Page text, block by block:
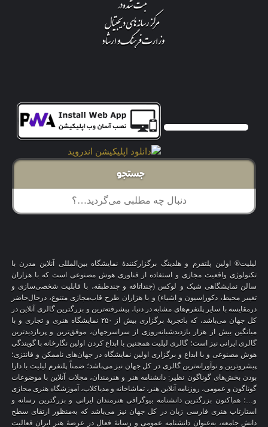
جستجو
لیلیت® اولین پلتفرم و هلدینگ برگزارکنندهٔ نمایشگاه بین‌المللی آنلاین مدرن با
تکنولوژی واقعیت مجازی و استفاده از فناوری هوش مصنوعی است که با هزاران
سالن نمایشگاهی شیک و لوکس (چنداتاقه و چندطبقه، با قابلیت شخصی‌سازی و
تغییر محیط، دکوراسیون و اشیاء) و با هزاران طرح قاب‌مجازی متنوع، درحال‌حاضر
درمقایسه با سایر پلتفرم‌های مشابه در دنیا، پیشرفته‌ترین و بزرگترین گالری آنلاین در
کل جهان می‌باشد، که باتجربهٔ برگزاری بیش از ۲۵۰ نمایشگاه هنری و تجاری و با
میانگین بیش از هزار بازدیدشبانه‌روزی از سراسرجهان، موفق‌ترین و پربازدیدترین
گالری ایرانی نیز است؛ گالری لیلیت همچنین با ابداع کردن اولین نگارخانه با گویندگی
هوش مصنوعی و با ابداع و برگزاری اولین نمایشگاه در جهان‌های ناممکن و فانتزی؛
پیشروترین و نوآورانه‌ترین گالری در کل جهان نیز می‌باشد؛ ضمناً پلتفرم لیلیت با دارا
بودن بخش‌های گوناگون نظیر: دانشنامه هنر و هنرمندان، مجلات آنلاین با موضوعات
گوناگون و عمومی، روزنامه آنلاین هنر، تماشاخانه و مدیاکلاب، آموزشگاه هنری مجازی
و…؛ هم‌اکنون بزرگترین دانشنامه بیوگرافی هنرمندان ایرانی و بزرگترین رسانه و
استارتاپ هنری فارسی زبان در کل جهان نیز می‌باشد که به‌منظور ارتقای سطح
دانش جامعه، به‌عنوان دانشنامه عمومی و رسانهٔ فعال در عرصهٔ هنر ایران فعالیت